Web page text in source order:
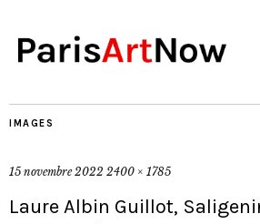
IMAGES
15 novembre 2022 2400 × 1785
Laure Albin Guillot,